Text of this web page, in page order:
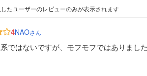
たユーザーのレビューのみが表示されます
4NAOさん
ではないですが、モフモフではありました